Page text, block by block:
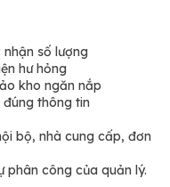
số lượng
hư hỏng
kho ngăn nắp
thông tin
bộ, nhà cung cấp, đơn
phân công của quản lý.